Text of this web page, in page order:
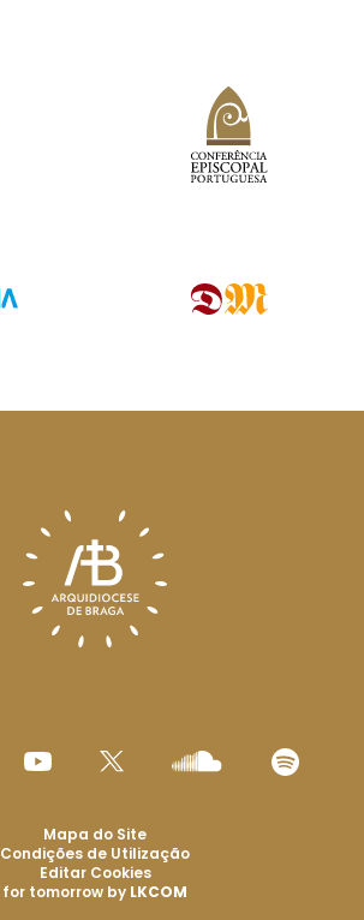
Mapa do Site
Condições de Utilização
Editar Cookies
for tomorrow by LKCOM